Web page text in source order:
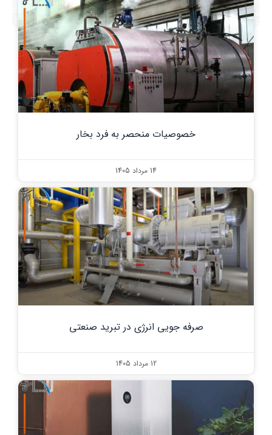
خصوصیات منحصر به فرد بخار
14 مرداد 1405
صرفه جویی انرژی در تبرید صنعتی
12 مرداد 1405